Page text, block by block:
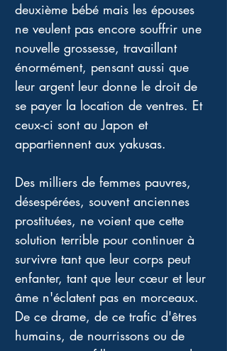
deuxième bébé mais les épouses
ne veulent pas encore souffrir une
nouvelle grossesse, travaillant
énormément, pensant aussi que
leur argent leur donne le droit de
se payer la location de ventres. Et
ceux-ci sont au Japon et
appartiennent aux yakusas.
Des milliers de femmes pauvres,
désespérées, souvent anciennes
prostituées, ne voient que cette
solution terrible pour continuer à
survivre tant que leur corps peut
enfanter, tant que leur cœur et leur
âme n'éclatent pas en morceaux.
De ce drame, de ce trafic d'êtres
humains, de nourrissons ou de